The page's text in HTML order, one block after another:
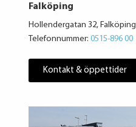
Falköping
Hollendergatan 32, Falköping
Telefonnummer: 0515-896 00
Kontakt & öppettider